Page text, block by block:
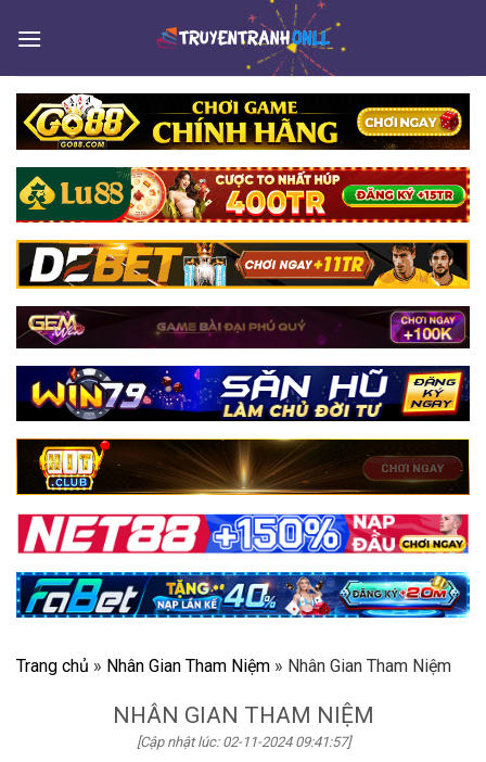
Trang chủ » Nhân Gian Tham Niệm » Nhân Gian Tham Niệm
NHÂN GIAN THAM NIỆM
[Cập nhật lúc: 02-11-2024 09:41:57]